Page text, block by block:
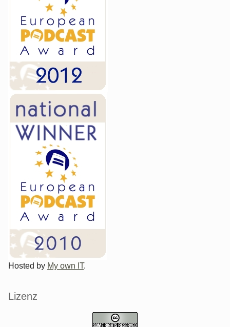
Hosted by My own IT.
Lizenz